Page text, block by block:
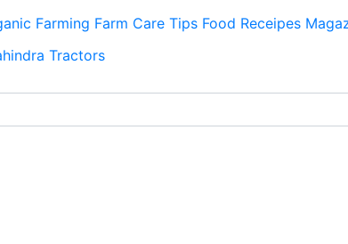
Farming Farm Care Tips Food Receipes